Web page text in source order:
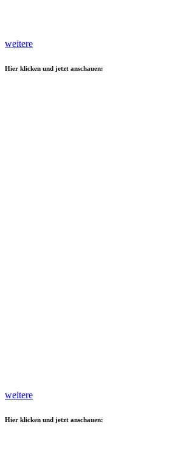
weitere
Hier klicken und jetzt anschauen:
weitere
Hier klicken und jetzt anschauen: